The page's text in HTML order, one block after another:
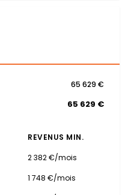
65 629 €
65 629 €
REVENUS MIN.
2 382 €/mois
1 748 €/mois